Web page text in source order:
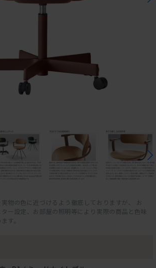
物の色に近づけるよう徹底しておりますが、 お
ー設定、お部屋の照明等により実際の商品と色味
す。